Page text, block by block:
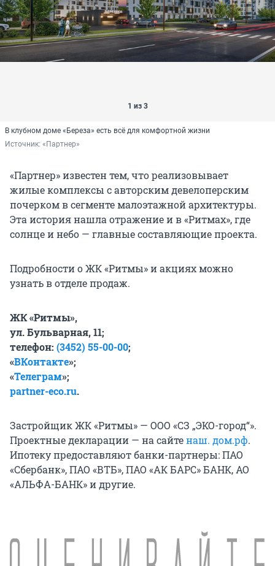
1 из 3
В клубном доме «Береза» есть всё для комфортной жизни
Источник: «Партнер»
«Партнер» известен тем, что реализовывает
жилые комплексы с авторским девелоперским
почерком в сегменте малоэтажной архитектуры.
Эта история нашла отражение и в «Ритмах», где
солнце и небо — главные составляющие проекта.
Подробности о ЖК «Ритмы» и акциях можно
узнать в отделе продаж.
ЖК «Ритмы»,
ул. Бульварная, 11;
телефон: (3452) 55-00-00;
«ВКонтакте»;
«Телеграм»;
partner-eco.ru.
Застройщик ЖК «Ритмы» — ООО «СЗ „ЭКО-город“».
Проектные декларации — на сайтенаш. дом.рф.
Ипотеку предоставляют банки-партнеры: ПАО
«Сбербанк», ПАО «ВТБ», ПАО «АК БАРС» БАНК, АО
«АЛЬФА-БАНК» и другие.